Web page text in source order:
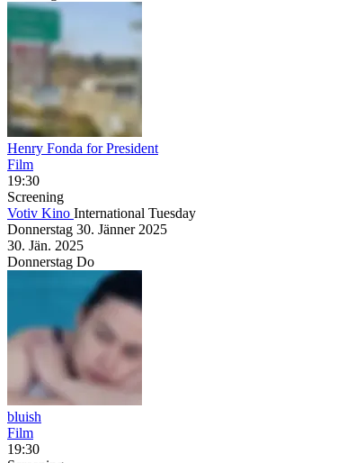
Henry Fonda for President
Film
19:30
Screening
Votiv Kino International Tuesday
Donnerstag 30. Jänner 2025
30. Jän. 2025
Donnerstag Do
bluish
Film
19:30